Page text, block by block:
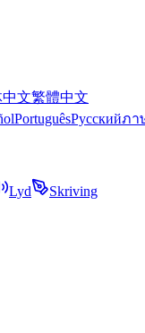
文繁體中文
PortuguêsРусскийภา
Lyd Skriving